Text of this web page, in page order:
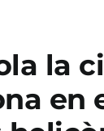
la
en